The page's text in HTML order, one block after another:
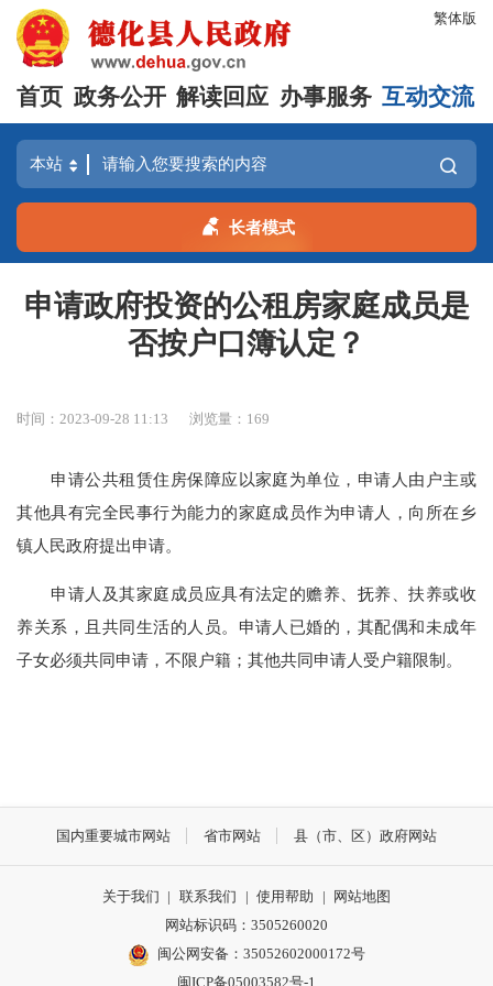
繁体版
首页 政务公开 解读回应 办事服务 互动交流
长者模式
申请政府投资的公租房家庭成员是
否按户口簿认定？
时间：2023-09-28 11:13 浏览量： 169
申请公共租赁住房保障应以家庭为单位，申请人由户主或
其他具有完全民事行为能力的家庭成员作为申请人，向所在乡
镇人民政府提出申请。
申请人及其家庭成员应具有法定的赡养、抚养、扶养或收
养关系，且共同生活的人员。申请人已婚的，其配偶和未成年
子女必须共同申请，不限户籍；其他共同申请人受户籍限制。
国内重要城市网站 省市网站 县（市、区）政府网站
关于我们 | 联系我们 | 使用帮助 |
网站地图
网站标识码：3505260020
闽公网安备：35052602000172号
闽ICP备05003582号-1